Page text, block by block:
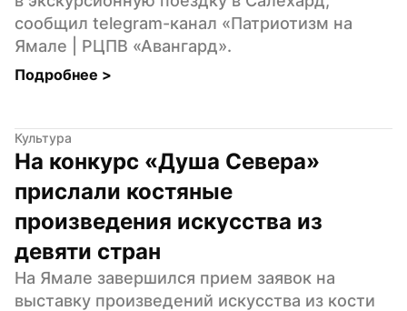
сообщил telegram-канал «Патриотизм на
Ямале | РЦПВ «Авангард».
Подробнее >
Культура
На конкурс «Душа Севера»
прислали костяные
произведения искусства из
девяти стран
На Ямале завершился прием заявок на
выставку произведений искусства из кости